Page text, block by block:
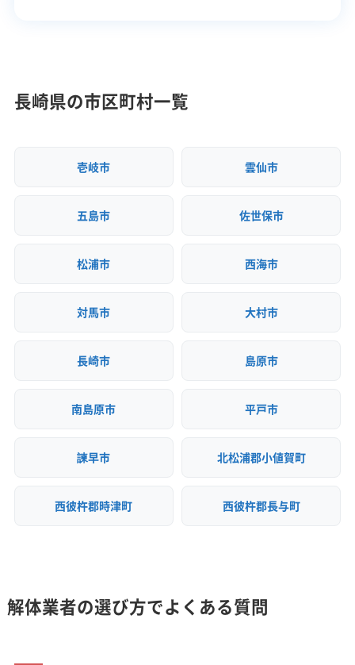
ることが大前提です。その上で、厳
壊しの技術力と、複雑な権利関係を
計画性が、工事を成功させる鍵を握
安全対
策・リス
違反歴なし
顧客対
無料見積もり
長崎県の市区町村一覧
壱岐市 雲仙市
五島市 佐世保市
松浦市 西海市
対馬市 大村市
長崎市 島原市
南島原市 平戸市
諫早市 北松浦郡小値賀町
西彼杵郡時津町 西彼杵郡長与町
解体業者の選び方でよくある質問